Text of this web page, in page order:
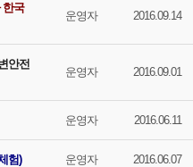
한국
운영자 2016.09.14
안전
운영자 2016.09.01
운영자 2016.06.11
험) 운영자 2016.06.07